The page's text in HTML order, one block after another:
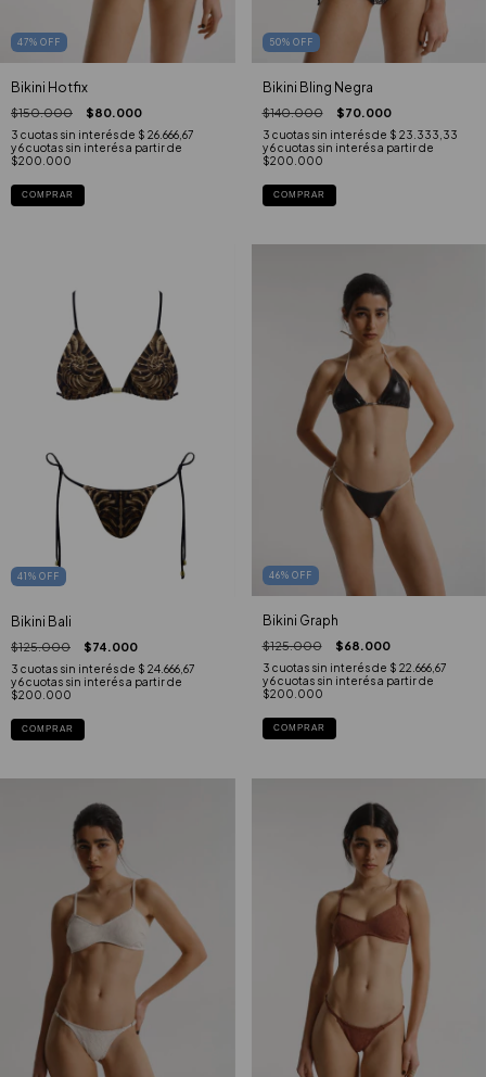
47% OFF
Bikini Hotfix
$150.000 $80.000
3 cuotas sin interés de $ 26.666,67
COMPRAR
50% OFF
Bikini Bling Negra
$140.000 $70.000
3 cuotas sin interés de $ 23.333,33
COMPRAR
41 % OFF
Bikini Bali
$125.000 $74.000
3 cuotas sin interés de $ 24.666,67
COMPRAR
46% OFF
Bikini Graph
$125.000 $68.000
3 cuotas sin interés de $ 22.666,67
COMPRAR